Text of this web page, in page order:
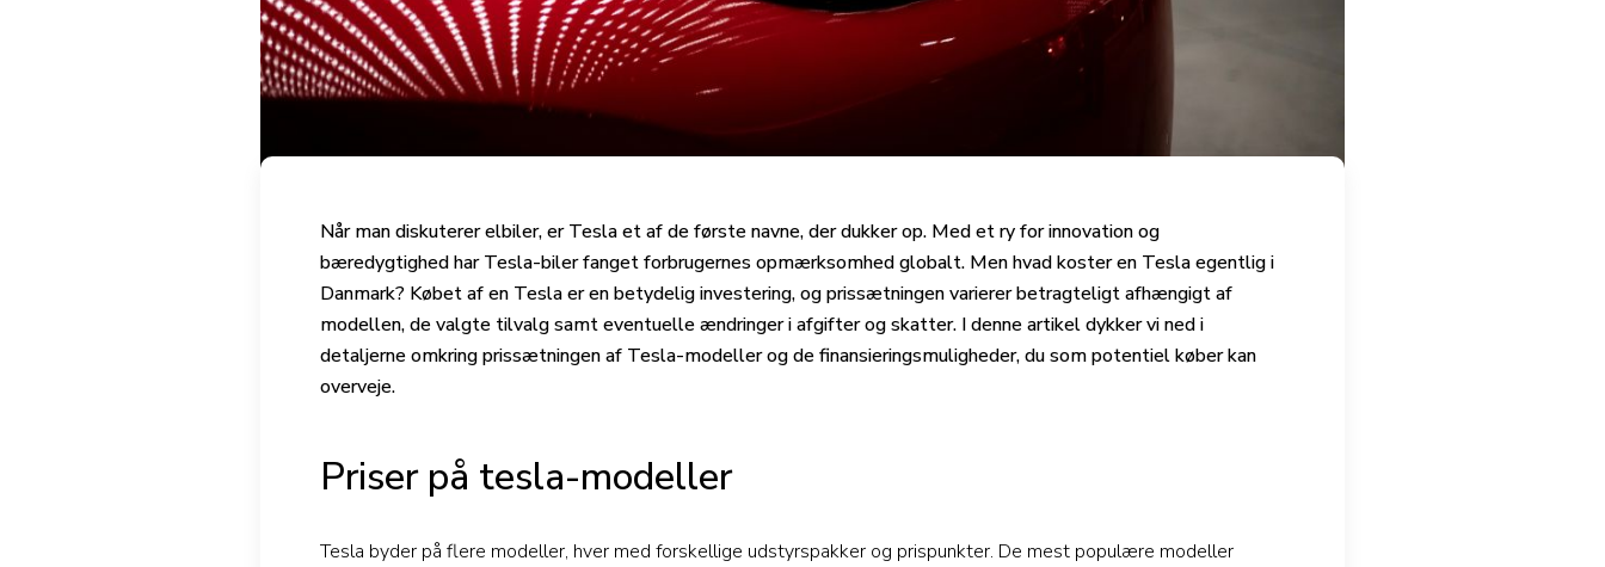
Når man diskuterer elbiler, er Tesla et af de første navne, der dukker op. Med et ry for innovation og
bæredygtighed har Tesla-biler fanget forbrugernes opmærksomhed globalt. Men hvad koster en Tesla egentlig i
Danmark? Købet af en Tesla er en betydelig investering, og prissætningen varierer betragteligt afhængigt af
modellen, de valgte tilvalg samt eventuelle ændringer i afgifter og skatter. I denne artikel dykker vi ned i
detaljerne omkring prissætningen af Tesla-modeller og de finansieringsmuligheder, du som potentiel køber kan
overveje.
Priser på tesla-modeller
Tesla byder på flere modeller, hver med forskellige udstyrspakker og prispunkter. De mest populære modeller